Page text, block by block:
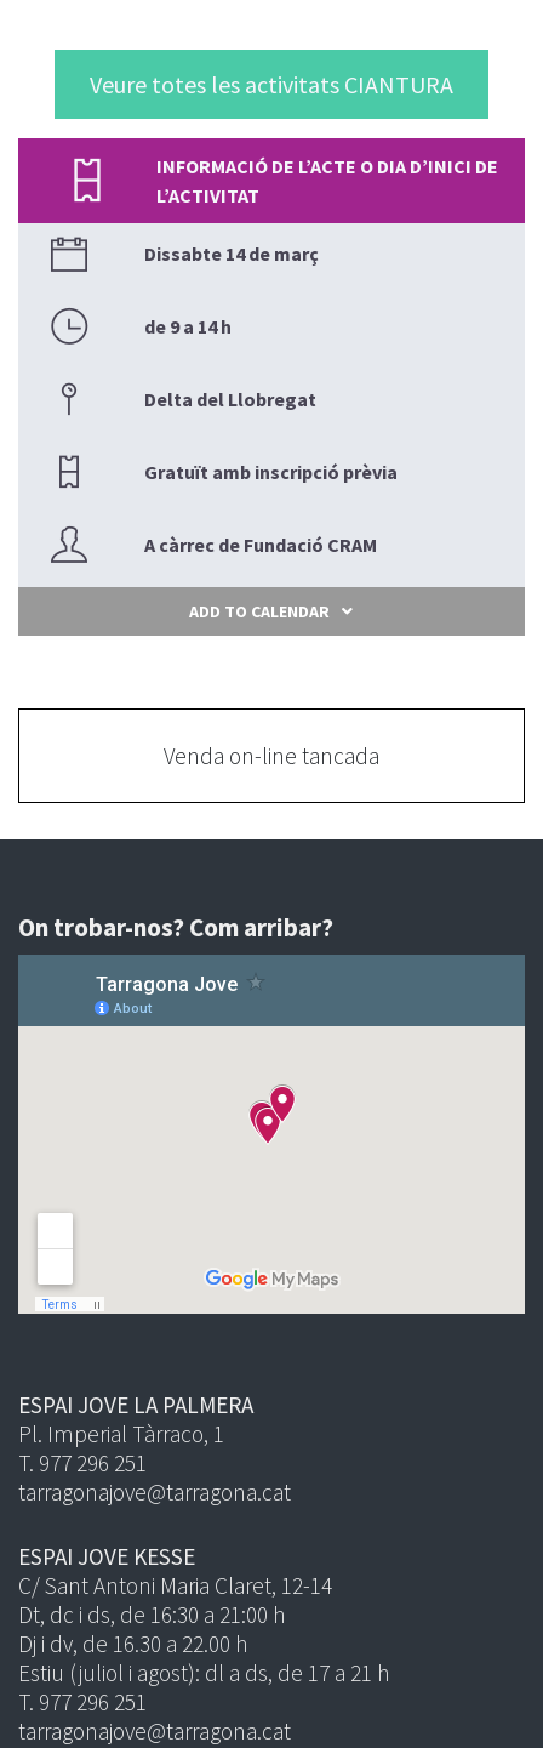
Veure totes les activitats CIANTURA
INFORMACIÓ DE L’ACTE O DIA D’INICI DE
L’ACTIVITAT
Dissabte 14 de març
de 9 a 14 h
Delta del Llobregat
Gratuït amb inscripció prèvia
A càrrec de Fundació CRAM
ADD TO CALENDAR
Venda on-line tancada
On trobar-nos? Com arribar?
ESPAI JOVE LA PALMERA
Pl. Imperial Tàrraco, 1
T. 977 296 251
tarragonajove@tarragona.cat
ESPAI JOVE KESSE
C/ Sant Antoni Maria Claret, 12-14
Dt, dc i ds, de 16:30 a 21:00 h
Dj i dv, de 16.30 a 22.00 h
Estiu (juliol i agost): dl a ds, de 17 a 21 h
T. 977 296 251
tarragonajove@tarragona.cat